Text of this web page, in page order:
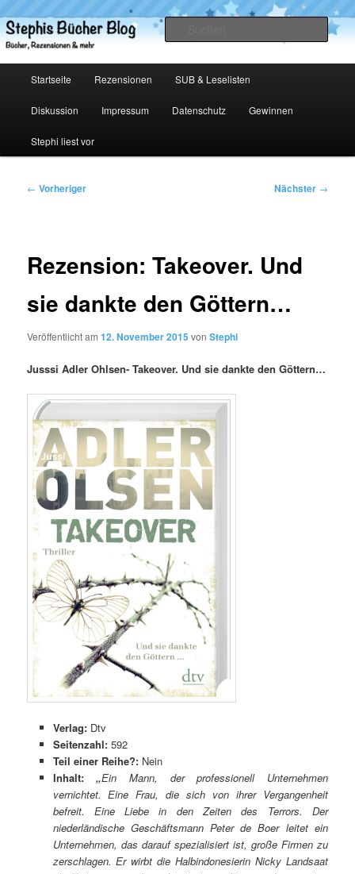
primären
Inhalt
Stephis Bücher Blog
Startseite Rezensionen SUB & Leselisten
Diskussion Impressum Datenschutz Gewinnen
Stephi liest vor
Beitragsnavigation
← Vorheriger Nächster →
Rezension: Takeover. Und
sie dankte den Göttern…
Veröffentlicht am12. November 2015 vonStephi
Jusssi Adler Ohlsen- Takeover. Und sie dankte den Göttern…
Verlag: Dtv
Seitenzahl: 592
Teil einer Reihe?: Nein
Inhalt:„Ein Mann, der professionell Unternehmen
vernichtet. Eine Frau, die sich von ihrer Vergangenheit
befreit. Eine Liebe in den Zeiten des Terrors. Der
niederländische Geschäftsmann Peter de Boer leitet ein
Unternehmen, das darauf spezialisiert ist, große Firmen zu
zerschlagen. Er wirbt die Halbindonesierin Nicky Landsaat